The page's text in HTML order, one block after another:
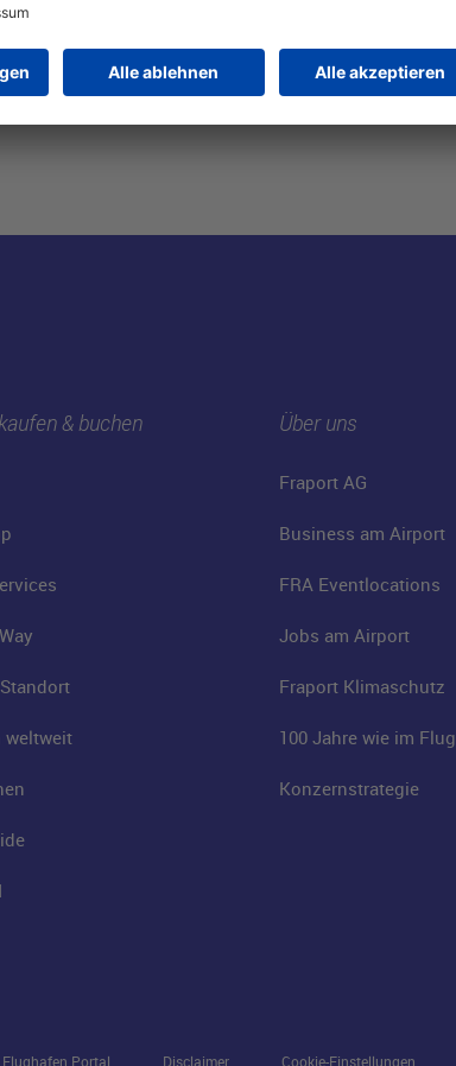
& buchen
weltweit
Über uns
Fraport AG
Business am Airport
FRA Eventlocations
Jobs am Airport
Fraport Klimaschutz
100 Jahre wie im Flug
Konzernstrategie
Portal Disclaimer Cookie-Einstellungen